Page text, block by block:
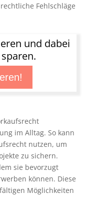
Fehlschläge
und dabei
im Alltag. So kann
nutzen, um
zu sichern.
sie bevorzugt
können. Diese
Möglichkeiten